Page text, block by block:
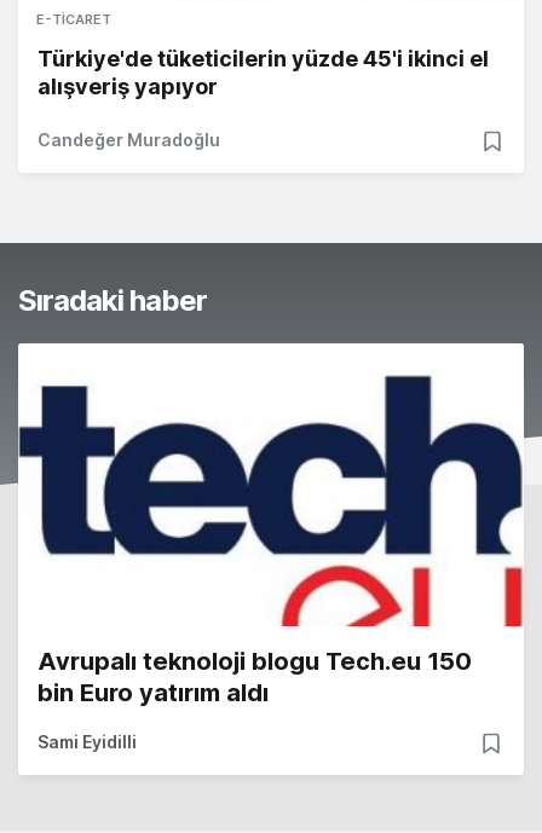
E-TICARET
Türkiye'de tüketicilerin yüzde 45'i ikinci el
alışveriş yapıyor
Candeğer Muradoğlu
Sıradaki haber
Avrupalı teknoloji blogu Tech.eu 150
bin Euro yatırım aldı
Sami Eyidilli